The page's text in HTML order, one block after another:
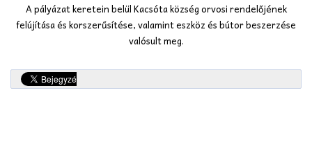
A pályázat keretein belül Kacsóta község orvosi rendelőjének
felújítása és korszerűsítése, valamint eszköz és bútor beszerzése
valósult meg.